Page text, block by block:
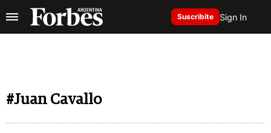
Suscribite Sign In
#Juan Cavallo